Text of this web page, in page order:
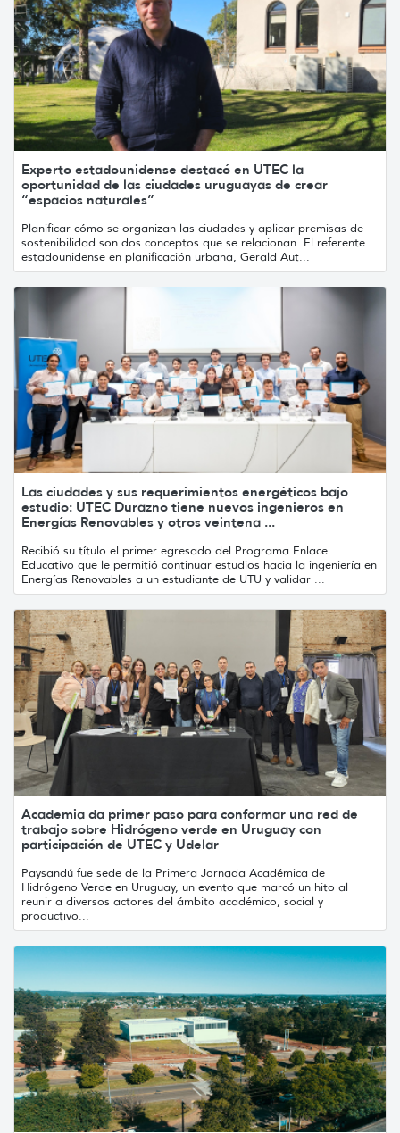
Experto estadounidense destacó en UTEC la
oportunidad de las ciudades uruguayas de crear
“espacios naturales”
Planificar cómo se organizan las ciudades y aplicar premisas de
sostenibilidad son dos conceptos que se relacionan. El referente
estadounidense en planificación urbana, Gerald Aut...
Las ciudades y sus requerimientos energéticos bajo
estudio: UTEC Durazno tiene nuevos ingenieros en
Energías Renovables y otros veintena ...
Recibió su título el primer egresado del Programa Enlace
Educativo que le permitió continuar estudios hacia la ingeniería en
Energías Renovables a un estudiante de UTU y validar ...
Academia da primer paso para conformar una red de
trabajo sobre Hidrógeno verde en Uruguay con
participación de UTEC y Udelar
Paysandú fue sede de la Primera Jornada Académica de
Hidrógeno Verde en Uruguay, un evento que marcó un hito al
reunir a diversos actores del ámbito académico, social y
productivo...